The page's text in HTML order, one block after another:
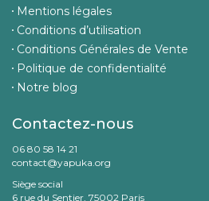
Mentions légales
Conditions d’utilisation
Conditions Générales de Vente
Politique de confidentialité
Notre blog
Contactez-nous
06 80 58 14 21
contact@yapuka.org
Siège social
6 rue du Sentier, 75002 Paris